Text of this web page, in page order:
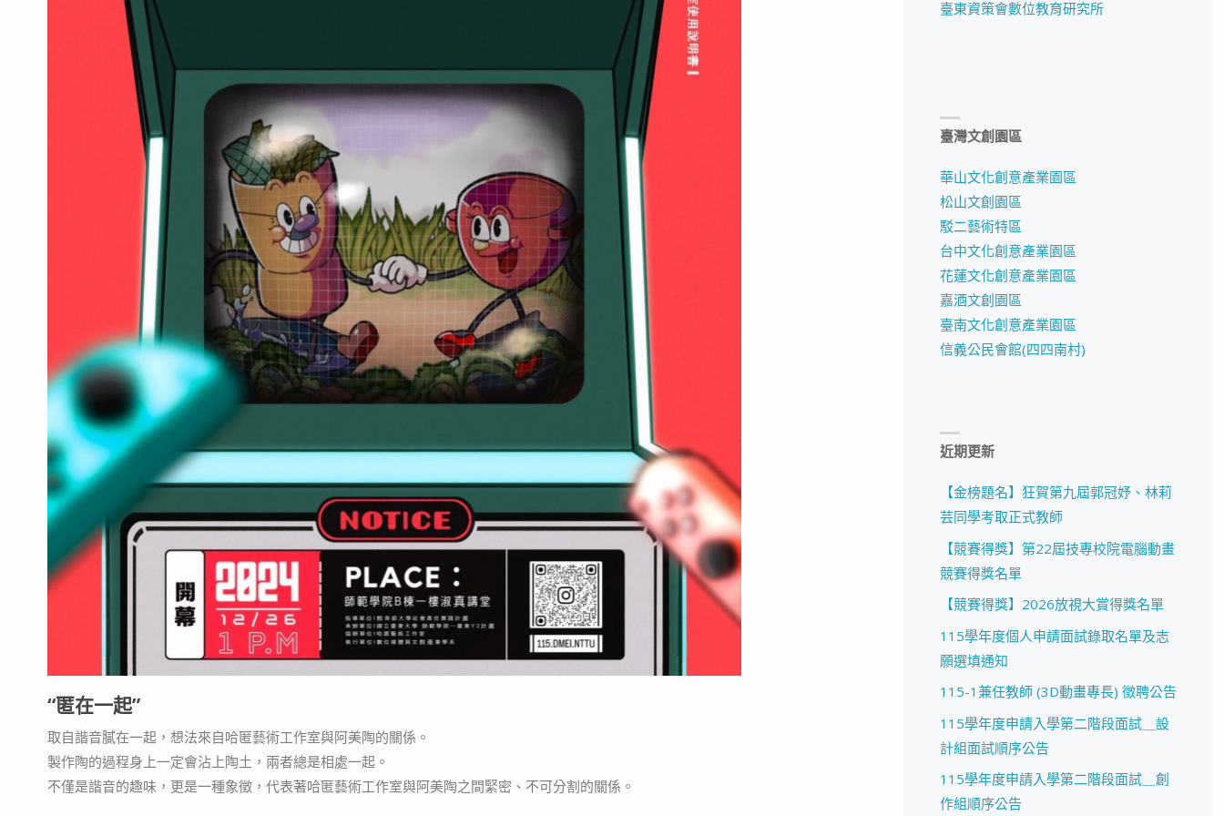
“匿在一起”
取自諧音膩在一起，想法來自哈匿藝術工作室與阿美陶的關係。
製作陶的過程身上一定會沾上陶土，兩者總是相處一起。
不僅是諧音的趣味，更是一種象徵，代表著哈匿藝術工作室與阿美陶之間緊密、不可分割的關係。
臺東資策會數位教育研究所
臺灣文創園區
華山文化創意產業園區
松山文創園區
駁二藝術特區
台中文化創意產業園區
花蓮文化創意產業園區
嘉酒文創園區
臺南文化創意產業園區
信義公民會館(四四南村)
近期更新
【金榜題名】狂賀第九屆郭冠妤、林莉
芸同學考取正式教師
【競賽得獎】第22屆技專校院電腦動畫
競賽得獎名單
【競賽得獎】2026放視大賞得獎名單
115學年度個人申請面試錄取名單及志
願選填通知
115-1兼任教師 (3D動畫專長) 徵聘公告
115學年度申請入學第二階段面試＿設
計組面試順序公告
115學年度申請入學第二階段面試＿創
作組順序公告